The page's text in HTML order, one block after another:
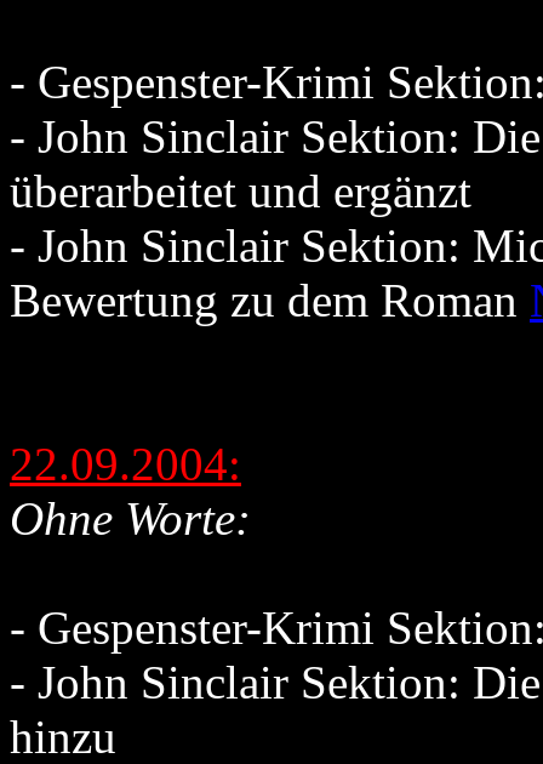
- Gespenster-Krimi
- John Sinclair Sektion:
überarbeitet und ergänzt
- John Sinclair Sektion:
Bewertung zu dem Roman
22.09.2004:
Ohne Worte:
- Gespenster-Krimi
- John Sinclair Sektion:
hinzu